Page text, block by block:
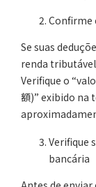
Confirme
Se suas
renda
Verifique o
額)” exibido na
Verifique
bancária